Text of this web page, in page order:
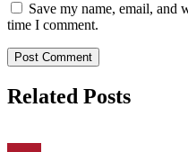
Save my name, email, and
time I comment.
Related Posts